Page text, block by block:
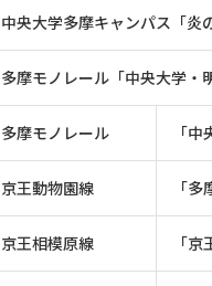
中央大学多摩キャンパス「炎
多摩モノレール「中央大学・
多摩モノレール 「
京王動物園線 「
京王相模原線 「